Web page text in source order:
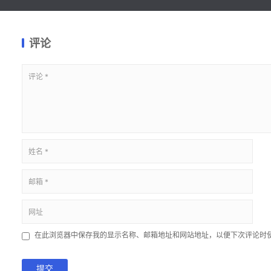
评论
在此浏览器中保存我的显示名称、邮箱地址和网站地址，以便下次评论时
提交